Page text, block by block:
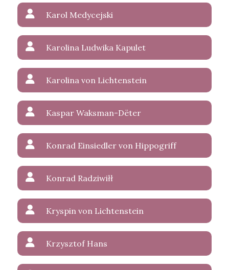
Karol Medycejski
Karolina Ludwika Kapulet
Karolina von Lichtenstein
Kaspar Waksman-Dëter
Konrad Einsiedler von Hippogriff
Konrad Radziwiłł
Kryspin von Lichtenstein
Krzysztof Hans